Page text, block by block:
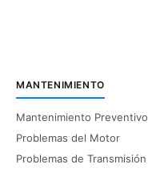
MANTENIMIENTO
Mantenimiento Preventivo
Problemas del Motor
Problemas de Transmisión